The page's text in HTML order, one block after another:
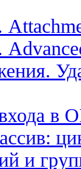
в
и